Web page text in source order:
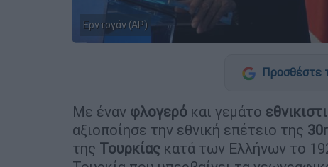
Ερντογάν (AP)
Προσθέστε
Με έναν φλογερό και γεμάτο
αξιοποίησε την εθνική επέτειο της
της Τουρκίας κατά των Ελλήνων το